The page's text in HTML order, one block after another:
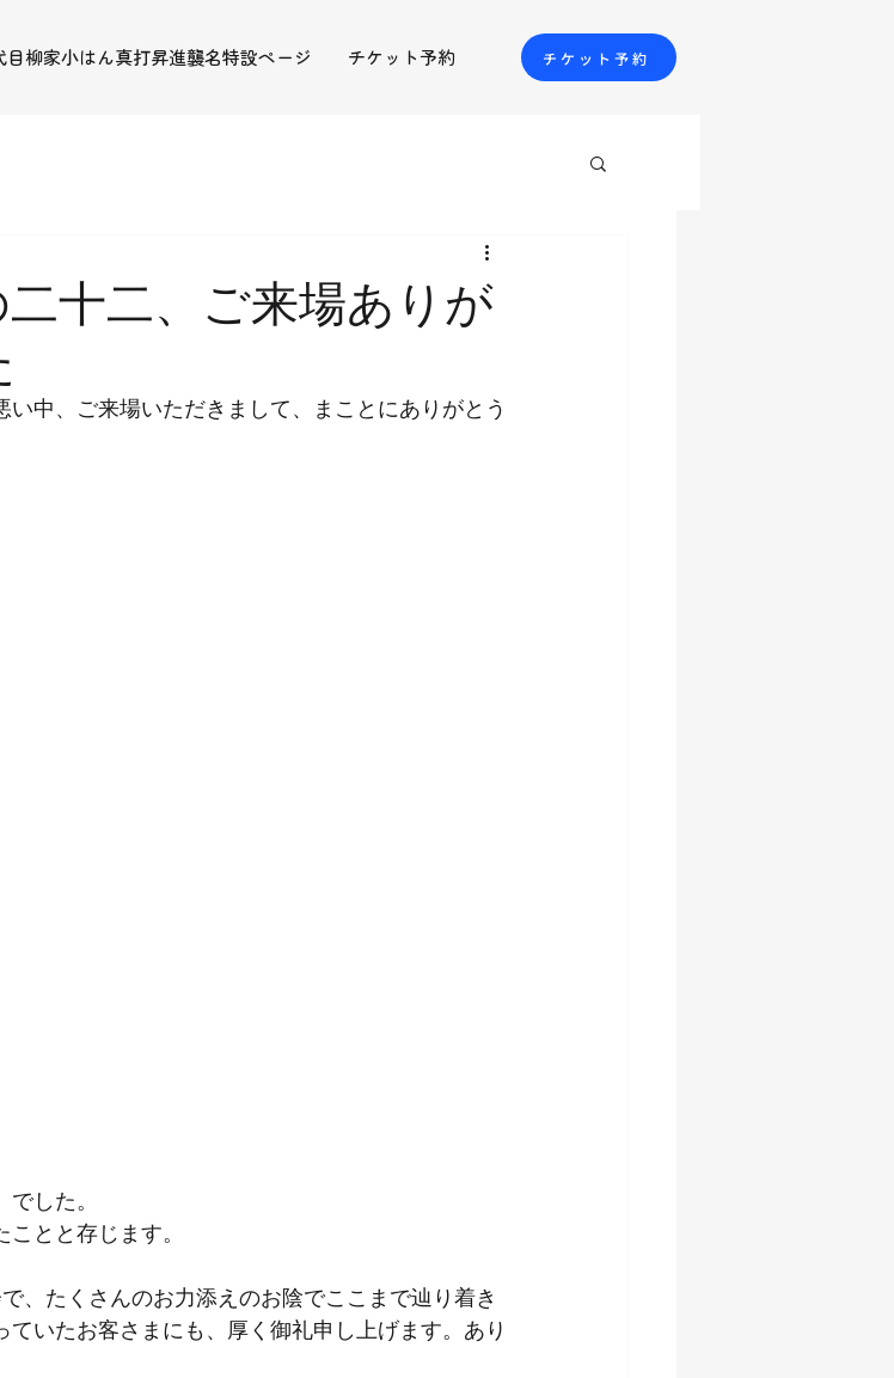
柳家小はん真打昇進襲名特設ページ チケット予約 チケット予約
十二、ご来場ありが
中、ご来場いただきまして、まことにありがとう
した。
とと存じます。
、たくさんのお力添えのお陰でここまで辿り着き
いたお客さまにも、厚く御礼申し上げます。あり